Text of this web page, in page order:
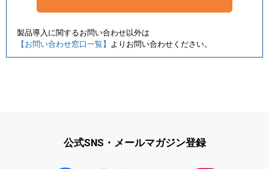
製品導入に関するお問い合わせ以外は
【お問い合わせ窓口一覧】
よりお問い合わせください。
公式SNS・メールマガジン登録